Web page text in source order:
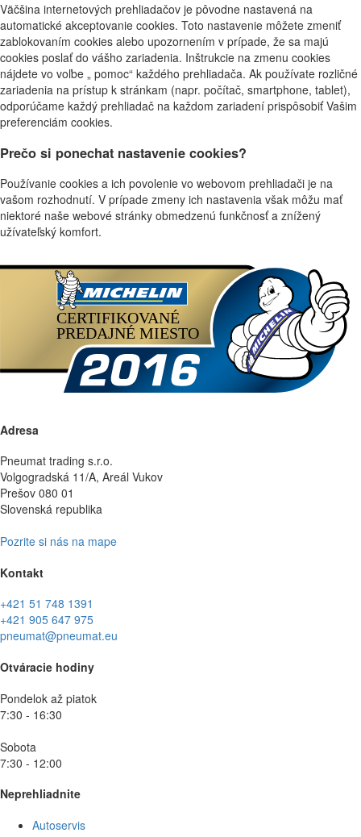
Väčšina internetových prehliadačov je pôvodne nastavená na
automatické akceptovanie cookies. Toto nastavenie môžete zmeniť
zablokovaním cookies alebo upozornením v prípade, že sa majú
cookies poslať do vášho zariadenia. Inštrukcie na zmenu cookies
nájdete vo voľbe „ pomoc“ každého prehliadača. Ak používate rozličné
zariadenia na prístup k stránkam (napr. počítač, smartphone, tablet),
odporúčame každý prehliadač na každom zariadení prispôsobiť Vašim
preferenciám cookies.
Prečo si ponechat nastavenie cookies?
Používanie cookies a ich povolenie vo webovom prehliadači je na
vašom rozhodnutí. V prípade zmeny ich nastavenia však môžu mať
niektoré naše webové stránky obmedzenú funkčnosť a znížený
užívateľský komfort.
Adresa
Pneumat trading s.r.o.
Volgogradská 11/A, Areál Vukov
Prešov 080 01
Slovenská republika
Pozrite si nás na mape
Kontakt
+421 51 748 1391
+421 905 647 975
pneumat@pneumat.eu
Otváracie hodiny
Pondelok až piatok
7:30 - 16:30
Sobota
7:30 - 12:00
Neprehliadnite
Autoservis